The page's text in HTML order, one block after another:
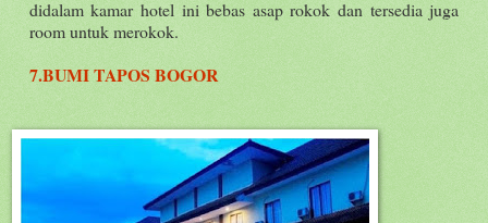
didalam kamar hotel ini bebas asap rokok dan tersedia juga
room untuk merokok.
7.BUMI TAPOS BOGOR